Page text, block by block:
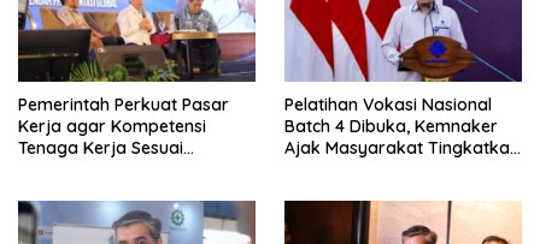
Pemerintah Perkuat Pasar
Kerja agar Kompetensi
Tenaga Kerja Sesuai
Pelatihan Vokasi Nasional
Batch 4 Dibuka, Kemnaker
Ajak Masyarakat Tingkatkan